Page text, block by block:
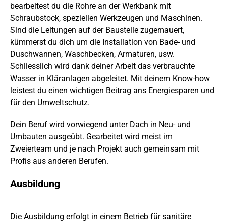
bearbeitest du die Rohre an der Werkbank mit
Schraubstock, speziellen Werkzeugen und Maschinen.
Sind die Leitungen auf der Baustelle zugemauert,
kümmerst du dich um die Installation von Bade- und
Duschwannen, Waschbecken, Armaturen, usw.
Schliesslich wird dank deiner Arbeit das verbrauchte
Wasser in Kläranlagen abgeleitet. Mit deinem Know-how
leistest du einen wichtigen Beitrag ans Energiesparen und
für den Umweltschutz.
Dein Beruf wird vorwiegend unter Dach in Neu- und
Umbauten ausgeübt. Gearbeitet wird meist im
Zweierteam und je nach Projekt auch gemeinsam mit
Profis aus anderen Berufen.
Ausbildung
Die Ausbildung erfolgt in einem Betrieb für sanitäre